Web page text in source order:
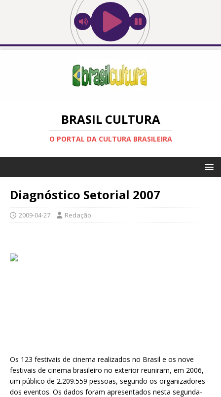
BRASIL CULTURA
O PORTAL DA CULTURA BRASILEIRA
Diagnóstico Setorial 2007
2009-04-27 Redação
Os 123 festivais de cinema realizados no Brasil e os nove
festivais de cinema brasileiro no exterior reuniram, em 2006,
um público de 2.209.559 pessoas, segundo os organizadores
dos eventos. Os dados foram apresentados nesta segunda-